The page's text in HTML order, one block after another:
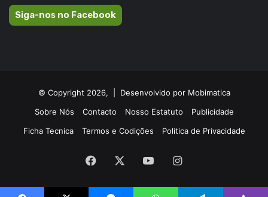
Siga-nos no Facebook
© Copyright 2026, | Desenvolvido por Mobimatica
Sobre Nós
Contacto Nosso Estatuto
Publicidade
Ficha Tecnica
Termos e Codições Politica de Privacidade
Facebook YouTubeInstagram